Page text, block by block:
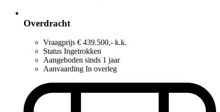
Overdracht
Vraagprijs € 439.500,- k.k.
Status Ingetrokken
Aangeboden sinds 1 jaar
Aanvaarding In overleg